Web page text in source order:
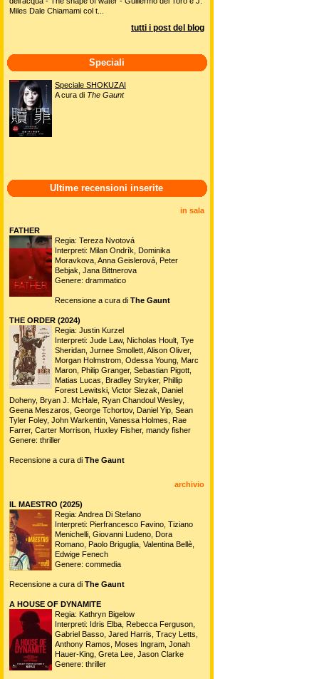
Miles Dale Chiamami col t...
tutti i post del blog
Speciali
Speciale SHOKUZAI
A cura di The Gaunt
Ultime recensioni inserite
in sala
FATHER
Regia: Tereza Nvotová
Interpreti: Milan Ondrík, Dominika
Moravkova, Anna Geislerová, Peter
Bebjak, Jana Bittnerova
Genere: drammatico
Recensione a cura di The Gaunt
THE ORDER (2024)
Regia: Justin Kurzel
Interpreti: Jude Law, Nicholas Hoult, Tye
Sheridan, Jurnee Smollett, Alison Oliver,
Morgan Holmstrom, Odessa Young, Marc
Maron, Philip Granger, Sebastian Pigott,
Matias Lucas, Bradley Stryker, Phillip
Forest Lewitski, Victor Slezak, Daniel
Doheny, Bryan J. McHale, Ryan Chandoul Wesley,
Geena Meszaros, George Tchortov, Daniel Yip, Sean
Tyler Foley, John Warkentin, Vanessa Holmes, Rae
Farrer, Carter Morrison, Huxley Fisher, mandy fisher
Genere: thriller
Recensione a cura di The Gaunt
archivio
IL MAESTRO (2025)
Regia: Andrea Di Stefano
Interpreti: Pierfrancesco Favino, Tiziano
Menichelli, Giovanni Ludeno, Dora
Romano, Paolo Briguglia, Valentina Bellè,
Edwige Fenech
Genere: commedia
Recensione a cura di The Gaunt
A HOUSE OF DYNAMITE
Regia: Kathryn Bigelow
Interpreti: Idris Elba, Rebecca Ferguson,
Gabriel Basso, Jared Harris, Tracy Letts,
Anthony Ramos, Moses Ingram, Jonah
Hauer-King, Greta Lee, Jason Clarke
Genere: thriller